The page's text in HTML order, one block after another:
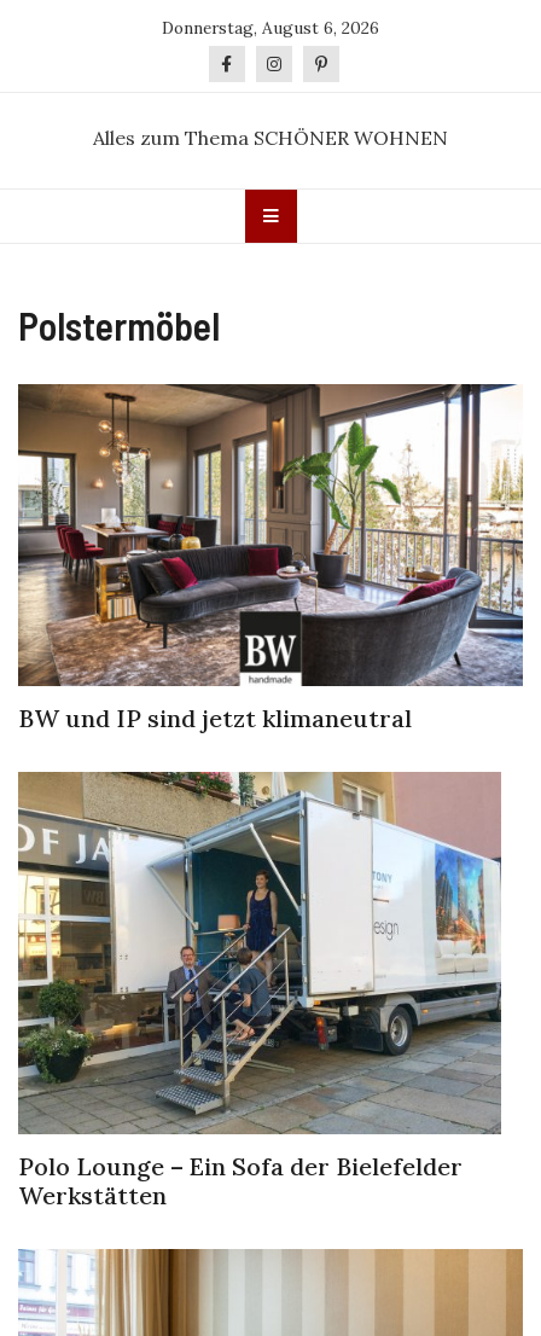
Donnerstag, August 6, 2026
Alles zum Thema SCHÖNER WOHNEN
Polstermöbel
BW und IP sind jetzt klimaneutral
Polo Lounge – Ein Sofa der Bielefelder
Werkstätten